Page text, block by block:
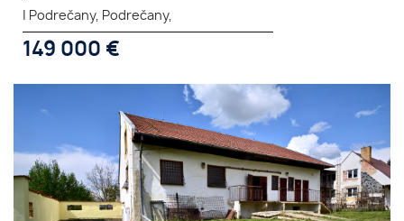
Podrečany, Podrečany,
149 000 €
Predaj polyfunkčnej budovy
(skladová, výrobná hala)